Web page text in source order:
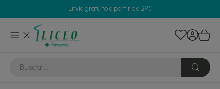
Envío gratuito a partir de 29€